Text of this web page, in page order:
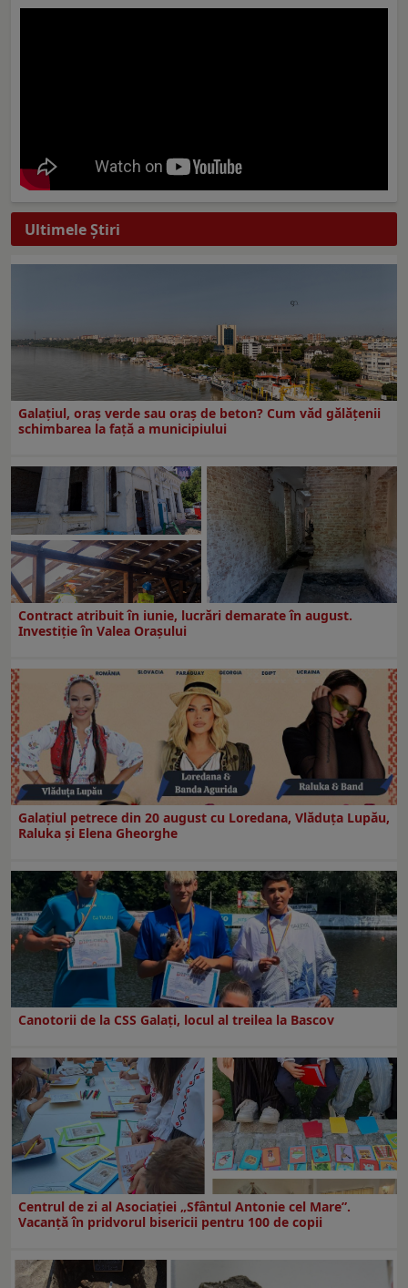
Ultimele Ştiri
Galațiul, oraș verde sau oraș de beton? Cum văd gălățenii
schimbarea la față a municipiului
Contract atribuit în iunie, lucrări demarate în august.
Investiţie în Valea Oraşului
Galaţiul petrece din 20 august cu Loredana, Vlăduța Lupău,
Raluka și Elena Gheorghe
Canotorii de la CSS Galați, locul al treilea la Bascov
Centrul de zi al Asociației „Sfântul Antonie cel Mare”.
Vacanță în pridvorul bisericii pentru 100 de copii